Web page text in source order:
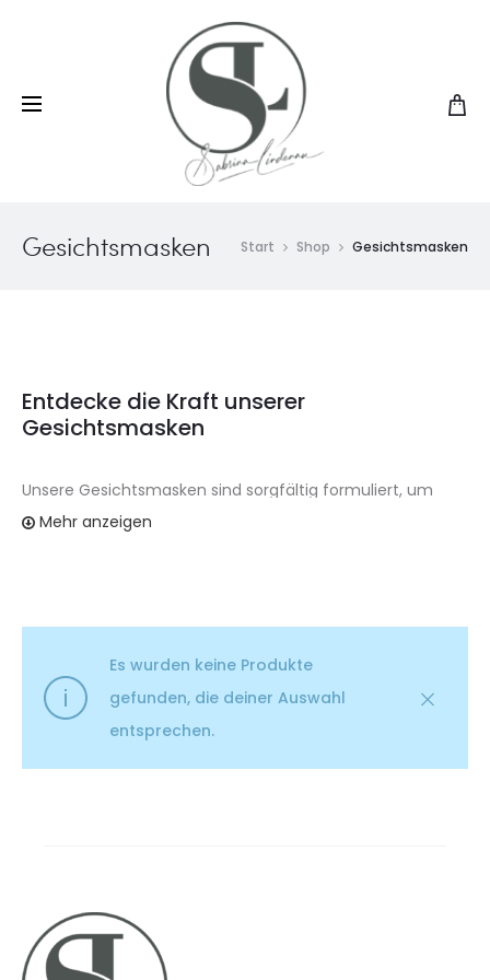
Gesichtsmasken Start Shop Gesichtsmasken
Entdecke die Kraft unserer
Gesichtsmasken
Unsere Gesichtsmasken sind sorgfältig formuliert, um
Deine Haut zu verwöhnen und zu transformieren. Mit
eine Vielzahl von Hautbedürfnissen und -typen. Ob Du
Dein Hautbild verfeinern, Pigmentflecken aufhellen oder
einfach nur einen Moment der Entspannung genießen
möchtest, unsere Masken sind hier, um Deine
der Verfeinerung des Hautbildes bis zur
Intensivpflege.
Mehr anzeigen
Es wurden keine Produkte
gefunden, die deiner Auswahl
entsprechen.